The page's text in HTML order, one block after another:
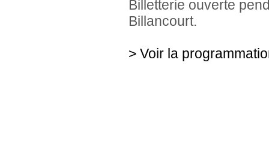
Billetterie ouverte
Billancourt.
> Voir la